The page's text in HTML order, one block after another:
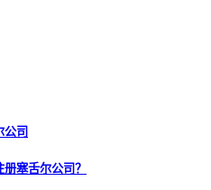
公司
塞舌尔公司？